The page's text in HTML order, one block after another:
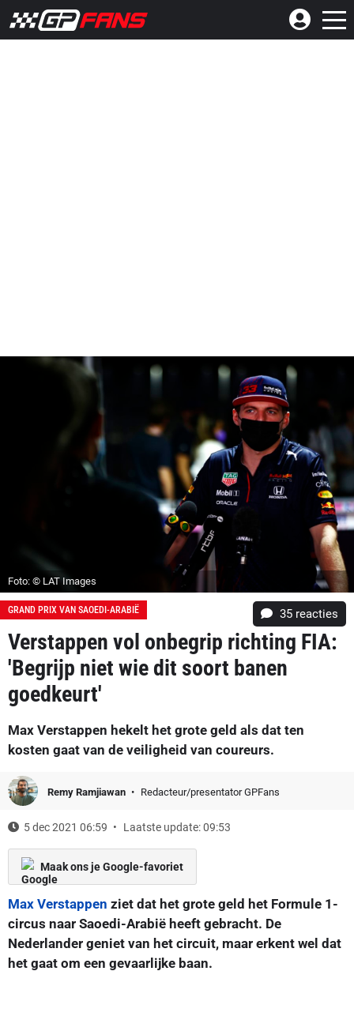
Foto: © LAT Images
GRAND PRIX VAN SAOEDI-ARABIË 35 reacties
Verstappen vol onbegrip richting FIA:
'Begrijp niet wie dit soort banen
goedkeurt'
Max Verstappen hekelt het grote geld als dat ten
kosten gaat van de veiligheid van coureurs.
Remy Ramjiawan Redacteur/presentator GPFans
5 dec 2021 06:59 Laatste update: 09:53
Maak ons je Google-favoriet
Max Verstappen ziet dat het grote geld het Formule 1-
circus naar Saoedi-Arabië heeft gebracht. De
Nederlander geniet van het circuit, maar erkent wel dat
het gaat om een gevaarlijke baan.